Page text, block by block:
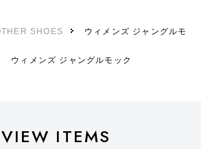
SHOES
ウィメンズ ジャングルモ
ウィメンズ ジャングルモック
ITEMS